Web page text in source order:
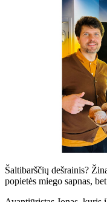
Šaltibarščių dešrainis?
popietės miego sapnas,